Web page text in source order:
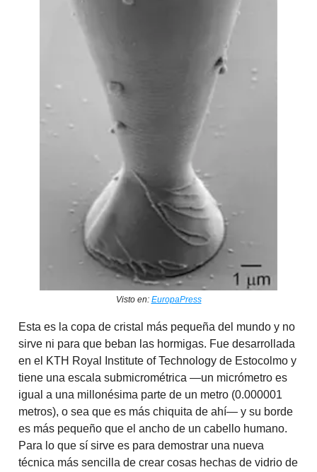
Visto en: EuropaPress
Esta es la copa de cristal más pequeña del mundo y no
sirve ni para que beban las hormigas. Fue desarrollada
en el KTH Royal Institute of Technology de Estocolmo y
tiene una escala submicrométrica —un micrómetro es
igual a una millonésima parte de un metro (0.000001
metros), o sea que es más chiquita de ahí— y su borde
es más pequeño que el ancho de un cabello humano.
Para lo que sí sirve es para demostrar una nueva
técnica más sencilla de crear cosas hechas de vidrio de